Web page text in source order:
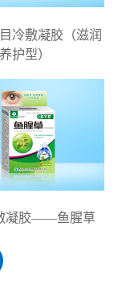
冷敷凝胶（滋润
养护型）
凝胶——鱼腥草